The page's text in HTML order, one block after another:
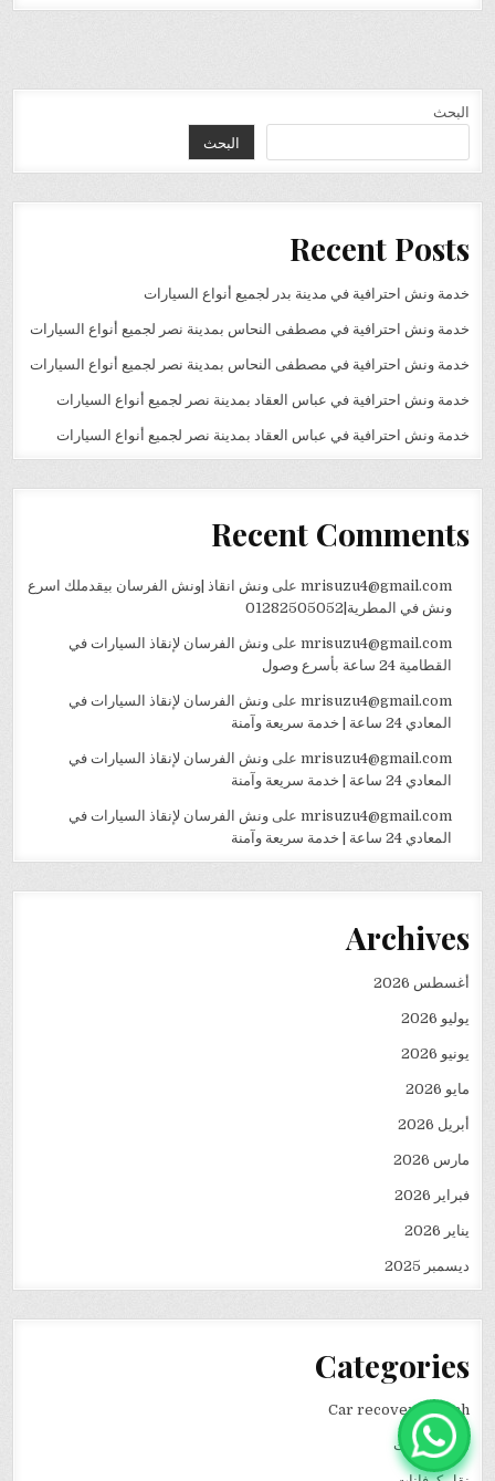
البحث
البحث
Recent Posts
خدمة ونش احترافية في مدينة بدر لجميع أنواع السيارات
خدمة ونش احترافية في مصطفى النحاس بمدينة نصر لجميع أنواع السيارات
خدمة ونش احترافية في مصطفى النحاس بمدينة نصر لجميع أنواع السيارات
خدمة ونش احترافية في عباس العقاد بمدينة نصر لجميع أنواع السيارات
خدمة ونش احترافية في عباس العقاد بمدينة نصر لجميع أنواع السيارات
Recent Comments
mrisuzu4@gmail.comعلى ونش انقاذ |ونش الفرسان بيقدملك اسرع
ونش في المطرية|01282505052
mrisuzu4@gmail.comعلى ونش الفرسان لإنقاذ السيارات في
القطامية 24 ساعة بأسرع وصول
mrisuzu4@gmail.comعلى ونش الفرسان لإنقاذ السيارات في
المعادي 24 ساعة | خدمة سريعة وآمنة
mrisuzu4@gmail.comعلى ونش الفرسان لإنقاذ السيارات في
المعادي 24 ساعة | خدمة سريعة وآمنة
mrisuzu4@gmail.comعلى ونش الفرسان لإنقاذ السيارات في
المعادي 24 ساعة | خدمة سريعة وآمنة
Archives
أغسطس 2026
يوليو 2026
يونيو 2026
مايو 2026
أبريل 2026
مارس 2026
فبراير 2026
يناير 2026
ديسمبر 2025
Categories
Car recovery winch
انقاذ سيارات